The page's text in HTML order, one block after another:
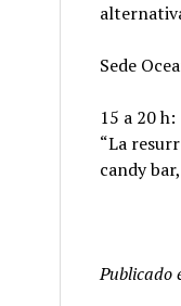
Sede
15 a 20
“La
candy
Publicado